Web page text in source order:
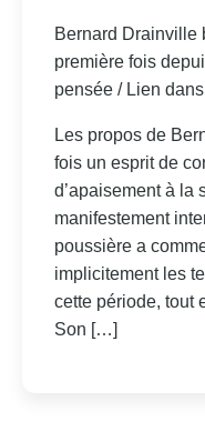
Bernard Drainville
première fois
pensée / Lien
Les propos de
fois un esprit de
d’apaisement à la
manifestement
poussière a
implicitement les
cette période, tout
Son […]